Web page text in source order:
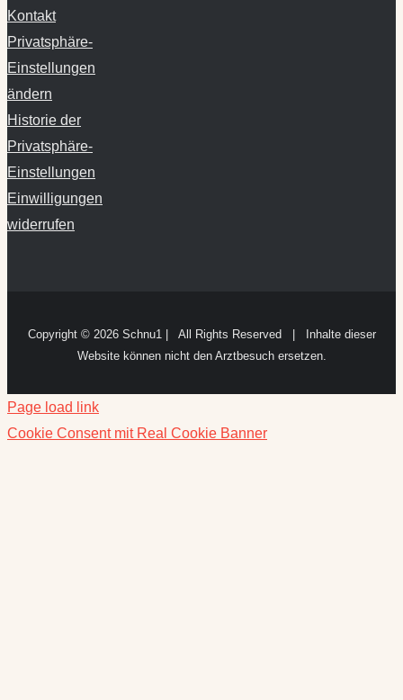
Kontakt
Privatsphäre-
Einstellungen
ändern
Historie der
Privatsphäre-
Einstellungen
Einwilligungen
widerrufen
Copyright © 2026 Schnu1 | All Rights Reserved | Inhalte dieser
Website können nicht den Arztbesuch ersetzen.
Page load link
Cookie Consent mit Real Cookie Banner